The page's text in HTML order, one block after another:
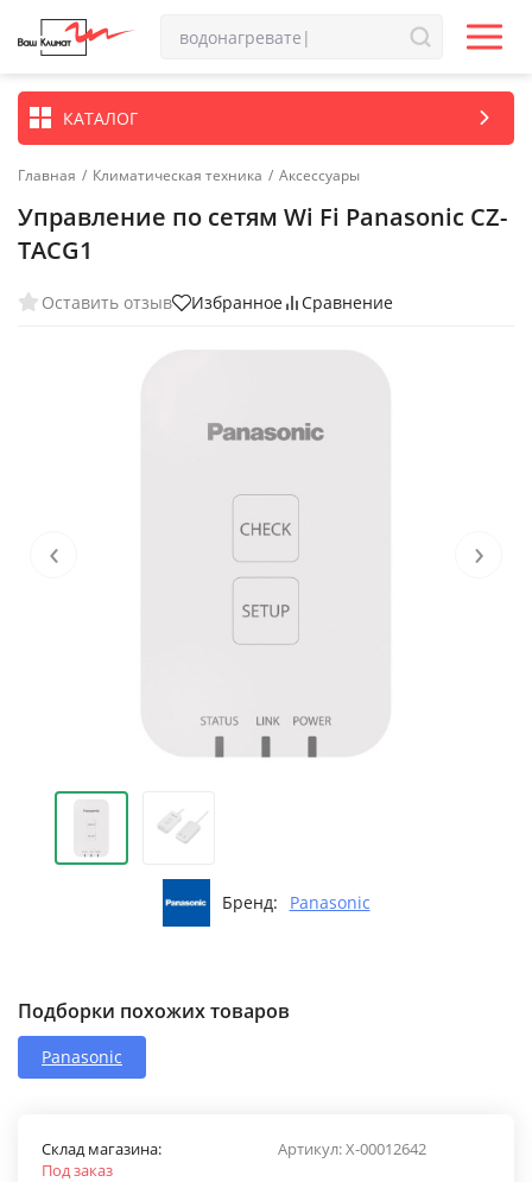
КАТАЛОГ
Главная / Климатическая техника / Аксессуары
Управление по сетям Wi Fi Panasonic CZ-
TACG1
Оставить отзыв Избранное Сравнение
‹ ›
Бренд: Panasonic
Подборки похожих товаров
Panasonic
Артикул:X-00012642
Склад магазина:
Под заказ